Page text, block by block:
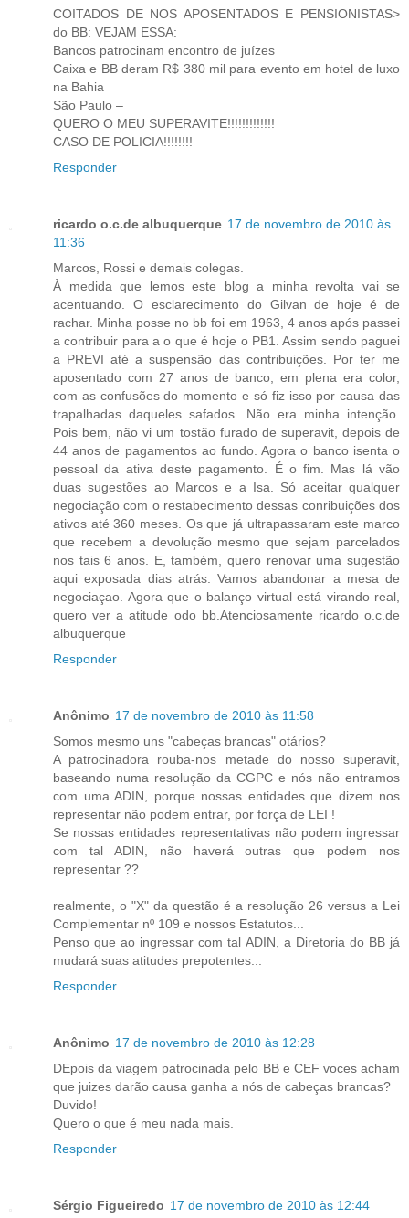
COITADOS DE NOS APOSENTADOS E PENSIONISTAS>
do BB: VEJAM ESSA:
Bancos patrocinam encontro de juízes
Caixa e BB deram R$ 380 mil para evento em hotel de luxo
na Bahia
São Paulo –
QUERO O MEU SUPERAVITE!!!!!!!!!!!!!
CASO DE POLICIA!!!!!!!!
Responder
ricardo o.c.de albuquerque 17 de novembro de 2010 às
11:36
Marcos, Rossi e demais colegas.
À medida que lemos este blog a minha revolta vai se
acentuando. O esclarecimento do Gilvan de hoje é de
rachar. Minha posse no bb foi em 1963, 4 anos após passei
a contribuir para a o que é hoje o PB1. Assim sendo paguei
a PREVI até a suspensão das contribuições. Por ter me
aposentado com 27 anos de banco, em plena era color,
com as confusões do momento e só fiz isso por causa das
trapalhadas daqueles safados. Não era minha intenção.
Pois bem, não vi um tostão furado de superavit, depois de
44 anos de pagamentos ao fundo. Agora o banco isenta o
pessoal da ativa deste pagamento. É o fim. Mas lá vão
duas sugestões ao Marcos e a Isa. Só aceitar qualquer
negociação com o restabecimento dessas conribuições dos
ativos até 360 meses. Os que já ultrapassaram este marco
que recebem a devolução mesmo que sejam parcelados
nos tais 6 anos. E, também, quero renovar uma sugestão
aqui exposada dias atrás. Vamos abandonar a mesa de
negociaçao. Agora que o balanço virtual está virando real,
quero ver a atitude odo bb.Atenciosamente ricardo o.c.de
albuquerque
Responder
Anônimo 17 de novembro de 2010 às 11:58
Somos mesmo uns "cabeças brancas" otários?
A patrocinadora rouba-nos metade do nosso superavit,
baseando numa resolução da CGPC e nós não entramos
com uma ADIN, porque nossas entidades que dizem nos
representar não podem entrar, por força de LEI !
Se nossas entidades representativas não podem ingressar
com tal ADIN, não haverá outras que podem nos
representar ??
realmente, o "X" da questão é a resolução 26 versus a Lei
Complementar nº 109 e nossos Estatutos...
Penso que ao ingressar com tal ADIN, a Diretoria do BB já
mudará suas atitudes prepotentes...
Responder
Anônimo 17 de novembro de 2010 às 12:28
DEpois da viagem patrocinada pelo BB e CEF voces acham
que juizes darão causa ganha a nós de cabeças brancas?
Duvido!
Quero o que é meu nada mais.
Responder
Sérgio Figueiredo 17 de novembro de 2010 às 12:44